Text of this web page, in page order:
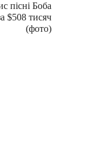
пісні Боба
$508 тисяч
(фото)